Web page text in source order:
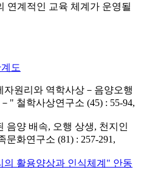
연계적인 교육 체계가 운영될
자원리와 역학사상－음양오행
" 철학사상연구소 (45) : 55-94,
음양 배속, 오행 상생, 천지인
화연구소 (81) : 257-291,
의 활용양상과 인식체계" 안동